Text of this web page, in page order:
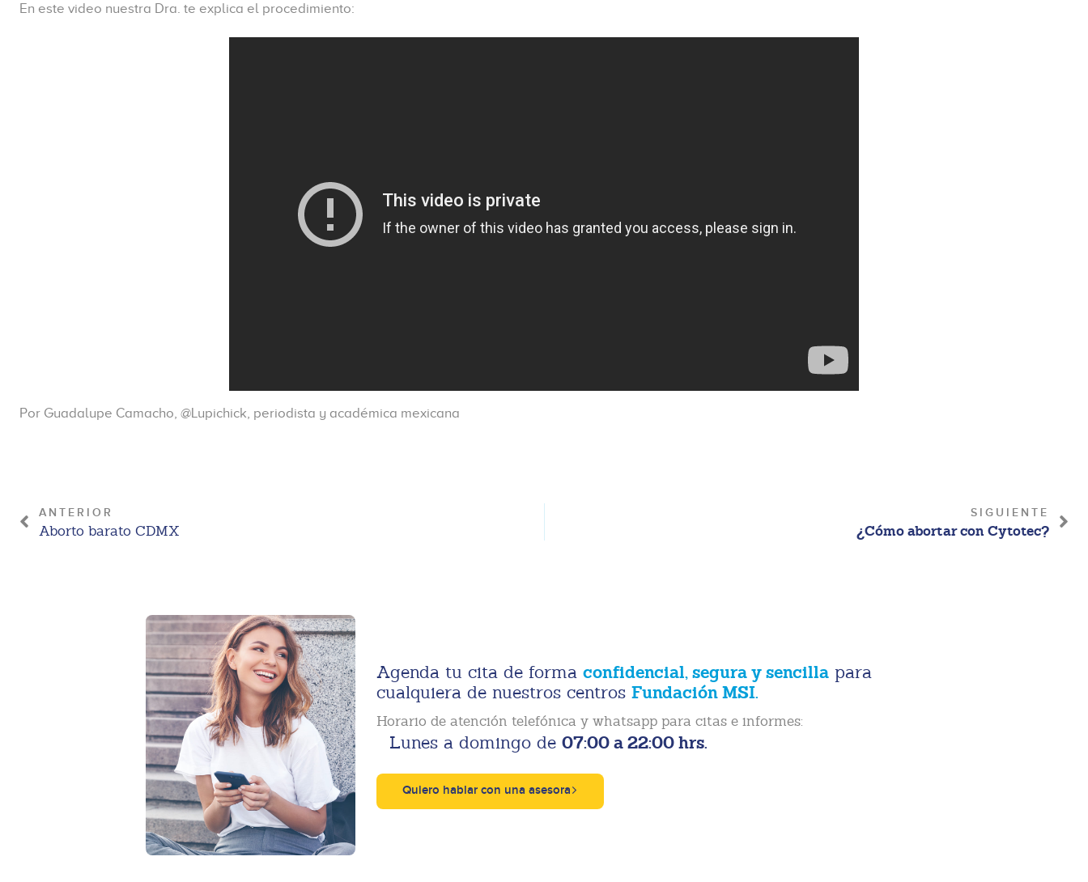
En este video nuestra Dra. te explica el procedimiento:
Por Guadalupe Camacho, @Lupichick, periodista y académica mexicana
ANTERIOR
Aborto barato CDMX
SIGUIENTE
¿Cómo abortar con Cytotec?
Agenda tu cita de forma confidencial, segura y sencillapara
cualquiera de nuestros centros Fundación MSI.
Horario de atención telefónica y whatsapp para citas e informes:
Lunes a domingo de 07:00 a 22:00 hrs.
Quiero hablar con una asesora